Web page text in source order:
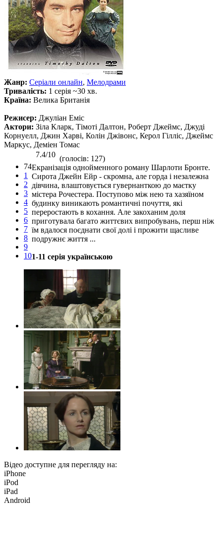
Жанр: Серіали онлайн, Мелодрами
Тривалість: 1 серія ~30 хв.
Країна: Велика Британія
Режисер: Джуліан Еміс
Актори: Зіла Кларк, Тімоті Далтон, Роберт Джеймс, Джуді
Корнуелл, Джин Харві, Колін Джівонс, Керол Гілліс, Джеймс
Маркус, Деміен Томас
74
1
2
3
4
5
6
7
8
9
10
7.4/10 (голосів: 127)
Екранізація однойменного роману Шарлоти Бронте.
Сирота Джейн Ейр - скромна, але горда і незалежна
дівчина, влаштовується гувернанткою до маєтку
містера Рочестера. Поступово між нею та хазяїном
будинку виникають романтичні почуття, які
переростають в кохання. Але закоханим доля
приготувала багато життєвих випробувань, перш ніж
їм вдалося поєднати свої долі і прожити щасливе
подружнє життя ...
1-11 серія українською
Відео доступне для перегляду на:
iPhone
iPod
iPad
Android